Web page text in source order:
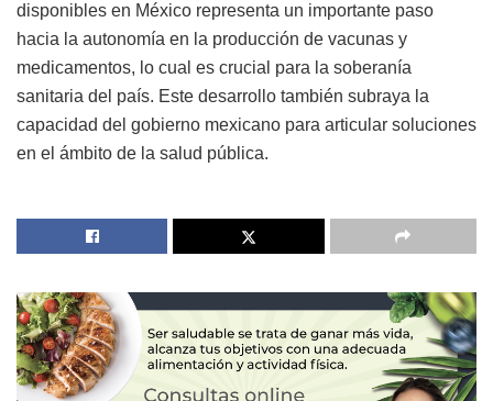
disponibles en México representa un importante paso
hacia la autonomía en la producción de vacunas y
medicamentos, lo cual es crucial para la soberanía
sanitaria del país. Este desarrollo también subraya la
capacidad del gobierno mexicano para articular soluciones
en el ámbito de la salud pública.